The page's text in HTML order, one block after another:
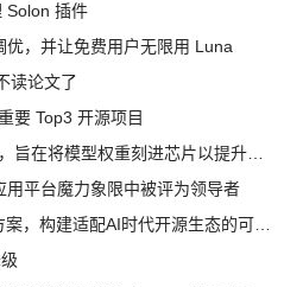
Solon 插件
，并让免费用户无限用 Luna
读论文了
要 Top3 开源项目
平台魔力象限中被评为领导者